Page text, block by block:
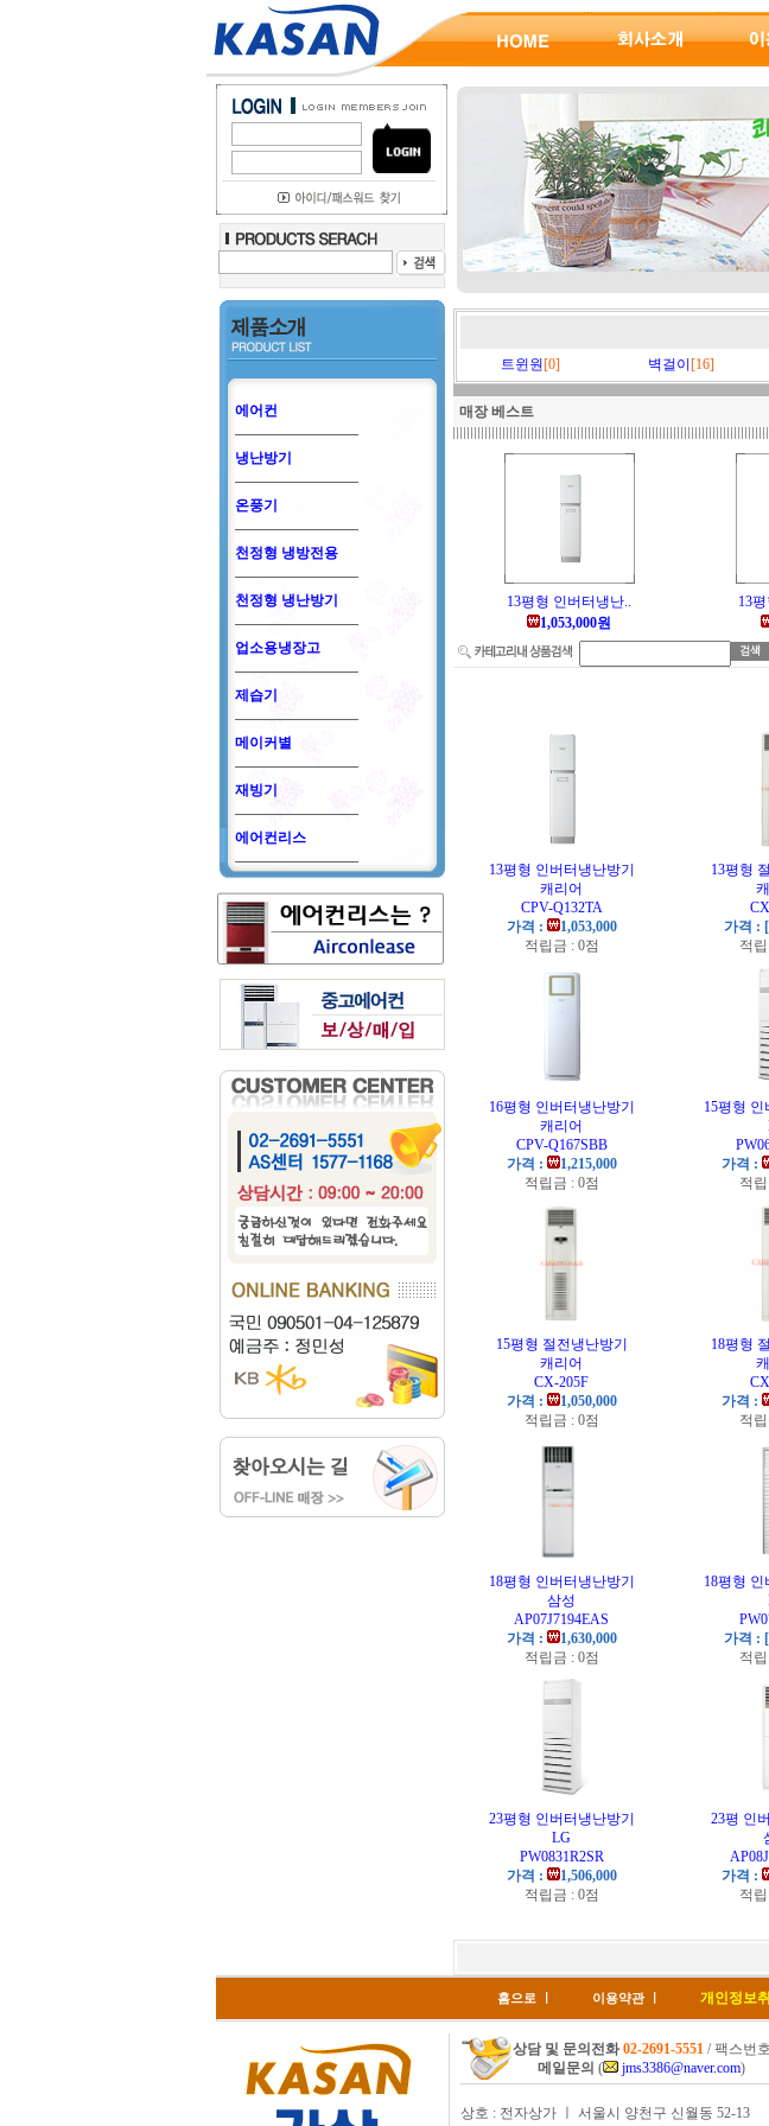
에어컨
냉난방기
온풍기
천정형 냉방전용
천정형 냉난방기
업소용냉장고
제습기
메이커별
재빙기
에어컨리스
트윈원 [0] 벽걸이 [16]
매장 베스트
13평형 인버터냉난..
1,053,000원
13
13평형 인버터냉난방기
캐리어
CPV-Q132TA
가격 :
1,053,000
적립금 : 0점
13평형
가격 :
적
16평형 인버터냉난방기
캐리어
CPV-Q167SBB
가격 :
1,215,000
적립금 : 0점
15평형 인
가격 :
적
15평형 절전냉난방기
캐리어
CX-205F
가격 :
1,050,000
적립금 : 0점
18평형
가격 :
적
18평형 인버터냉난방기
삼성
AP07J7194EAS
가격 :
1,630,000
적립금 : 0점
18평형 인
가격 :
적
23평형 인버터냉난방기
LG
PW0831R2SR
가격 :
1,506,000
적립금 : 0점
23평 인
가격 :
적
홈으로 이용약관 개인정보
상담 및 문의전화02-2691-5551 / 팩스번
메일문의 ( jms3386@naver.com)
상호 : 전자상가 ㅣ 서울시 양천구 신월동 52-13